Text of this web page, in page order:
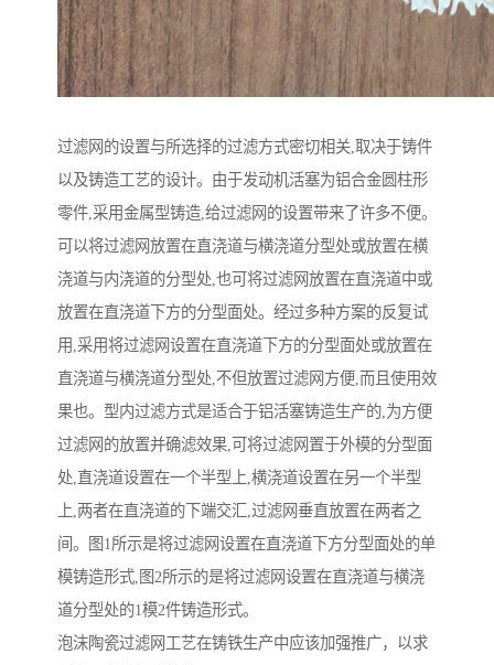
过滤网的设置与所选择的过滤方式密切相关,取决于铸件
以及铸造工艺的设计。由于发动机活塞为铝合金圆柱形
零件,采用金属型铸造,给过滤网的设置带来了许多不便。
可以将过滤网放置在直浇道与横浇道分型处或放置在横
浇道与内浇道的分型处,也可将过滤网放置在直浇道中或
放置在直浇道下方的分型面处。经过多种方案的反复试
用,采用将过滤网设置在直浇道下方的分型面处或放置在
直浇道与横浇道分型处,不但放置过滤网方便,而且使用效
果也。型内过滤方式是适合于铝活塞铸造生产的,为方便
过滤网的放置并确滤效果,可将过滤网置于外模的分型面
处,直浇道设置在一个半型上,横浇道设置在另一个半型
上,两者在直浇道的下端交汇,过滤网垂直放置在两者之
间。图1所示是将过滤网设置在直浇道下方分型面处的单
模铸造形式,图2所示的是将过滤网设置在直浇道与横浇
道分型处的1模2件铸造形式。
泡沫陶瓷过滤网工艺在铸铁生产中应该加强推广，以求